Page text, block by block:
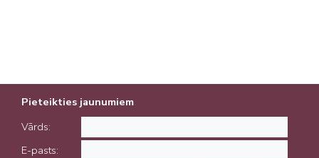
Pieteikties jaunumiem
Vārds:
E-pasts: